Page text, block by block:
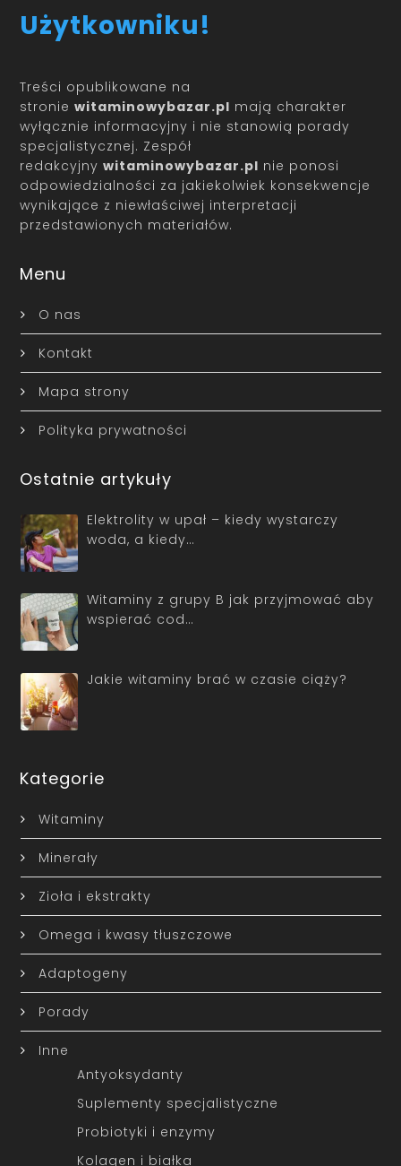
Użytkowniku!
Treści opublikowane na
stroniewitaminowybazar.pl mają charakter
wyłącznie informacyjny i nie stanowią porady
specjalistycznej. Zespół
redakcyjnywitaminowybazar.pl nie ponosi
odpowiedzialności za jakiekolwiek konsekwencje
wynikające z niewłaściwej interpretacji
przedstawionych materiałów.
Menu
O nas
Kontakt
Mapa strony
Polityka prywatności
Ostatnie artykuły
Elektrolity w upał – kiedy wystarczy
woda, a kiedy…
Witaminy z grupy B jak przyjmować aby
wspierać cod…
Jakie witaminy brać w czasie ciąży?
Kategorie
Witaminy
Minerały
Zioła i ekstrakty
Omega i kwasy tłuszczowe
Adaptogeny
Porady
Inne
Antyoksydanty
Suplementy specjalistyczne
Probiotyki i enzymy
Kolagen i białka